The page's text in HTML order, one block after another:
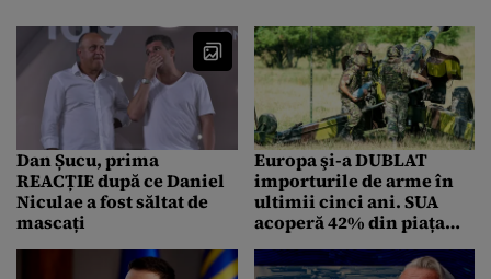
Dan Șucu, prima
REACȚIE după ce Daniel
Niculae a fost săltat de
mascați
Europa şi-a DUBLAT
importurile de arme în
ultimii cinci ani. SUA
acoperă 42% din piața